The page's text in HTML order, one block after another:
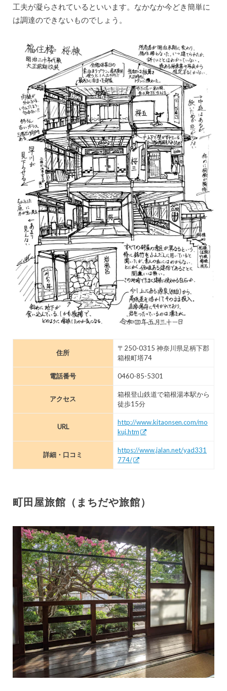
工夫が凝らされているといいます。なかなか今どき簡単に
は調達のできないものでしょう。
住所
〒250-0315 神奈川県足柄下郡
箱根町塔74
電話番号 0460-85-5301
アクセス
箱根登山鉄道で箱根湯本駅から
徒歩15分
URL
http://www.kitaonsen.com/mo
kuj.htm
詳細・口コミ
https://www.jalan.net/yad331
774/
町田屋旅館（まちだや旅館）